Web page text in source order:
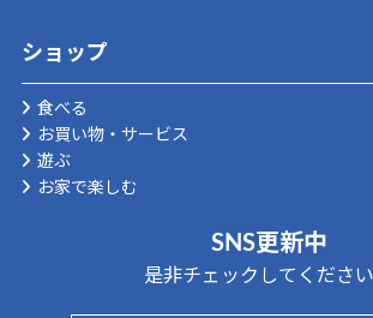
ショップ
食べる
お買い物・サービス
遊ぶ
お家で楽しむ
SNS更新中
是非チェックしてください